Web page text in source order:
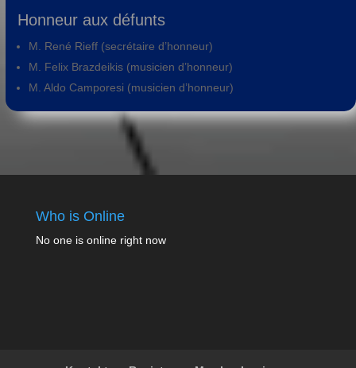
Honneur aux défunts
M. René Rieff (secrétaire d’honneur)
M. Felix Brazdeikis (musicien d’honneur)
M. Aldo Camporesi (musicien d’honneur)
Who is Online
No one is online right now